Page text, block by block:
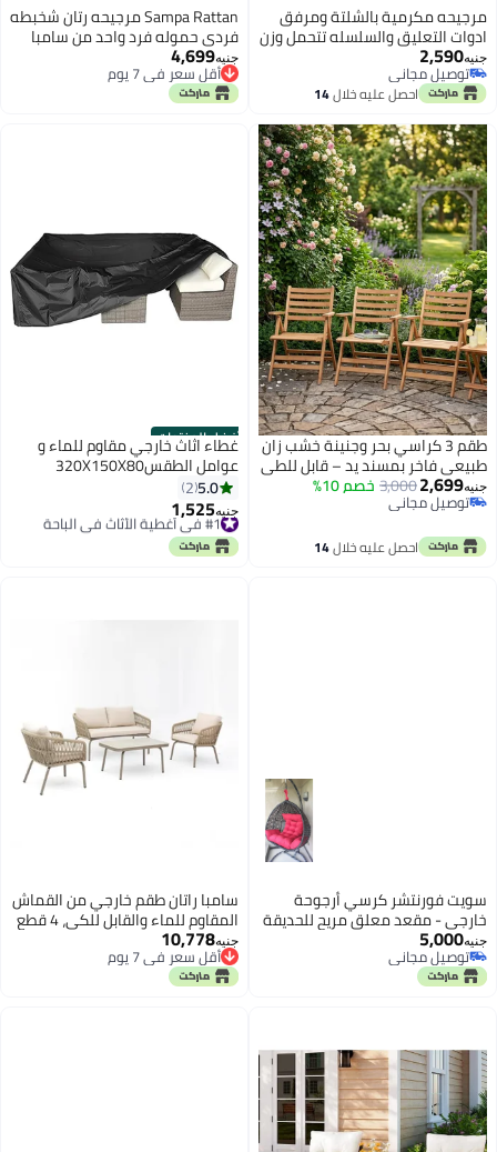
مرجيحه مكرمية بالشلتة ومرفق
ادوات التعليق والسلسله تتحمل وزن
حتى 200 كيلو
جنيه2,590
توصيل مجاني
توصيل مجانياحصل عليه خلال14
اغسطس
Sampa Rattan مرجيحه رتان شخبطه
فردى حموله فرد واحد من سامبا
راتان
جنيه4,699
أقل سعر في 7 يوم
أقل سعر في 7 يوم
طقم 3 كراسي بحر وجنينة خشب زان
طبيعي فاخر بمسند يد – قابل للطي
– تصميم عملي للاستخدام الخارجي
في الشاطئ والحديقة والبلكونة
جنيه2,699
3,000خصم 10%
توصيل مجاني
احصل عليه خلال14
أفضل المنتجات
غطاء اثاث خارجي مقاوم للماء و
عوامل الطقس320X150X80
5.0
2
جنيه1,525#1 في أغطية الأثاث في الباحة
توصيل مجاني
#1 في أغطية الأثاث في الباحة
سويت فورنتشر كرسي أرجوحة
خارجي - مقعد معلق مريح للحديقة
أو الشرفة أو الفناء
جنيه5,000
توصيل مجاني
توصيل مجاني
سامبا راتان طقم خارجي من القماش
المقاوم للماء والقابل للكي، 4 قطع
- بيج
جنيه10,778
أقل سعر في 7 يوم
أقل سعر في 7 يوم